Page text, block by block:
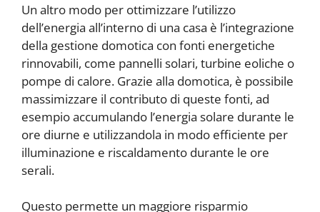
Un altro modo per ottimizzare l’utilizzo
dell’energia all’interno di una casa è l’integrazione
della gestione domotica con fonti energetiche
rinnovabili, come pannelli solari, turbine eoliche o
pompe di calore. Grazie alla domotica, è possibile
massimizzare il contributo di queste fonti, ad
esempio accumulando l’energia solare durante le
ore diurne e utilizzandola in modo efficiente per
illuminazione e riscaldamento durante le ore
serali.
Questo permette un maggiore risparmio